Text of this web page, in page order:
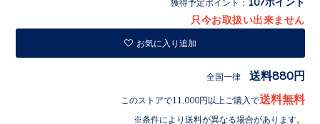
獲得予定ポイント：
只今お取扱い出来ません
お気に入り追加
全国一律 送料880円
このストアで11,000円以上ご購入で送料無料
条件により送料が異なる場合があります。